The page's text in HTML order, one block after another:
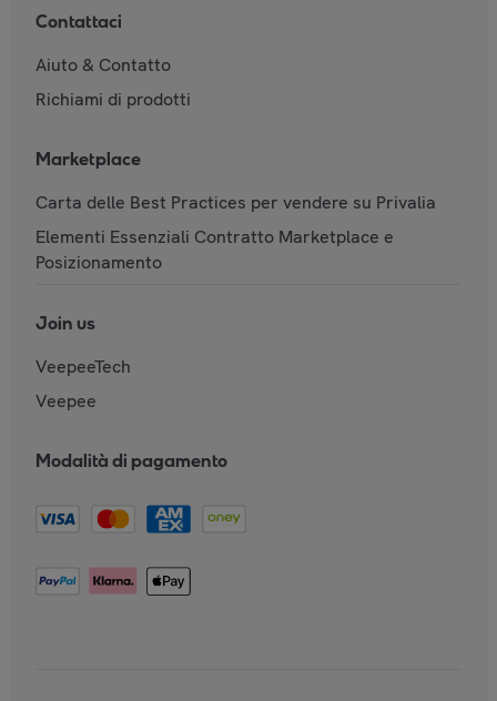
Contattaci
Aiuto & Contatto
Richiami di prodotti
Marketplace
Carta delle Best Practices per vendere su Privalia
Elementi Essenziali Contratto Marketplace e
Posizionamento
Join us
VeepeeTech
Veepee
Modalità di pagamento